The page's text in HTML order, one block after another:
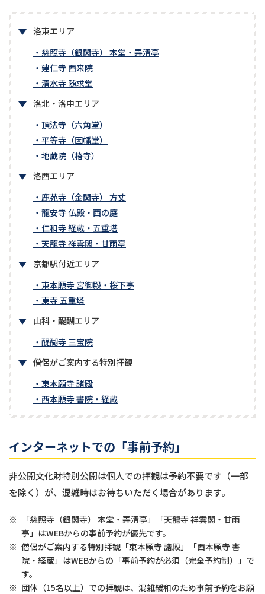
洛東エリア
・慈照寺（銀閣寺） 本堂・弄清亭
・建仁寺 西来院
・清水寺 随求堂
洛北・洛中エリア
・頂法寺（六角堂）
・平等寺（因幡堂）
・地蔵院（椿寺）
洛西エリア
・鹿苑寺（金閣寺） 方丈
・龍安寺 仏殿・西の庭
・仁和寺 経蔵・五重塔
・天龍寺 祥雲閣・甘雨亭
京都駅付近エリア
・東本願寺 宮御殿・桜下亭
・東寺 五重塔
山科・醍醐エリア
・醍醐寺 三宝院
僧侶がご案内する特別拝観
・東本願寺 諸殿
・西本願寺 書院・経蔵
インターネットでの「事前予約」
非公開文化財特別公開は個人での拝観は予約不要です（一部
を除く）が、混雑時はお待ちいただく場合があります。
※
「慈照寺（銀閣寺） 本堂・弄清亭」「天龍寺 祥雲閣・甘雨
亭」はWEBからの事前予約が優先です。
※ 僧侶がご案内する特別拝観「東本願寺 諸殿」「西本願寺 書
院・経蔵」はWEBからの「事前予約が必須（完全予約制）」で
す。
※ 団体（15名以上）での拝観は、混雑緩和のため事前予約をお願